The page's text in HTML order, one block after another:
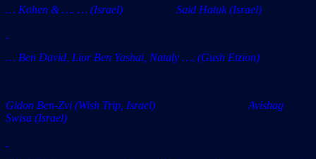
… Kohen & …. … (Israel) Said Hatuk (Israel)
… Ben David, Lior Ben Yashai, Nataly …. (Gush Etzion)
Gidon Ben-Zvi (Wish Trip, Israel)
Avishag
Swisa (Israel)